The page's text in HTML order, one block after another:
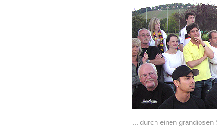
... durch einen grandiosen